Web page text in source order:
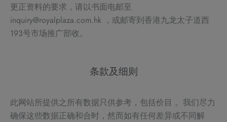
更正资料的要求，请以书面电邮至
inquiry@royalplaza.com.hk ，或邮寄到香港九龙太子道西
193号市场推广部收。
条款及细则
此网站所提供之所有数据只供参考，包括价目 。我们尽力
确保这些数据正确和合时，然而如有任何差异或不同解